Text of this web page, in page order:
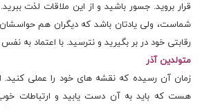
قرار بروید. جسور باشید و از این ملاقات لذت
شماست، ولی یادتان باشد که دیگران هم
رقابتی خود در بر بگیرید و نترسید. با اعتماد به
متولدین آذر
زمان آن رسیده که نقشه های خود را عملی کنید.
هست که باید به آن دست یابید و ارتباطات خوب